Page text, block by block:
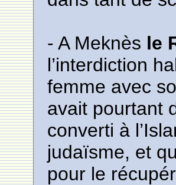
- A Meknès le
l’interdiction
femme avec
avait pourtant
converti à
judaïsme, et
pour le